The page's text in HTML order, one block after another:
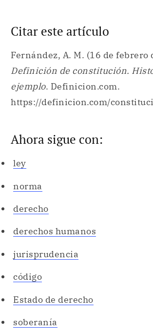
Citar este artículo
Fernández, A. M. (16 de febrero
Definición de constitución.
ejemplo. Definicion.com.
https://definicion.com/
Ahora sigue con:
ley
norma
derecho
derechos humanos
jurisprudencia
código
Estado de derecho
soberanía